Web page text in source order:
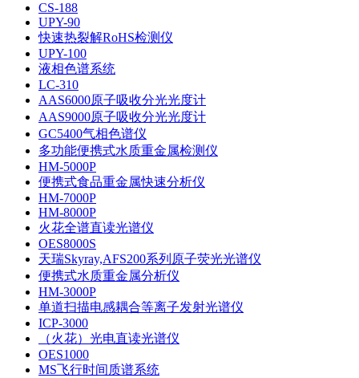
CS-188
UPY-90
快速热裂解RoHS检测仪
UPY-100
液相色谱系统
LC-310
AAS6000原子吸收分光光度计
AAS9000原子吸收分光光度计
GC5400气相色谱仪
多功能便携式水质重金属检测仪
HM-5000P
便携式食品重金属快速分析仪
HM-7000P
HM-8000P
火花全谱直读光谱仪
OES8000S
天瑞Skyray,AFS200系列原子荧光光谱仪
便携式水质重金属分析仪
HM-3000P
单道扫描电感耦合等离子发射光谱仪
ICP-3000
（火花）光电直读光谱仪
OES1000
MS飞行时间质谱系统